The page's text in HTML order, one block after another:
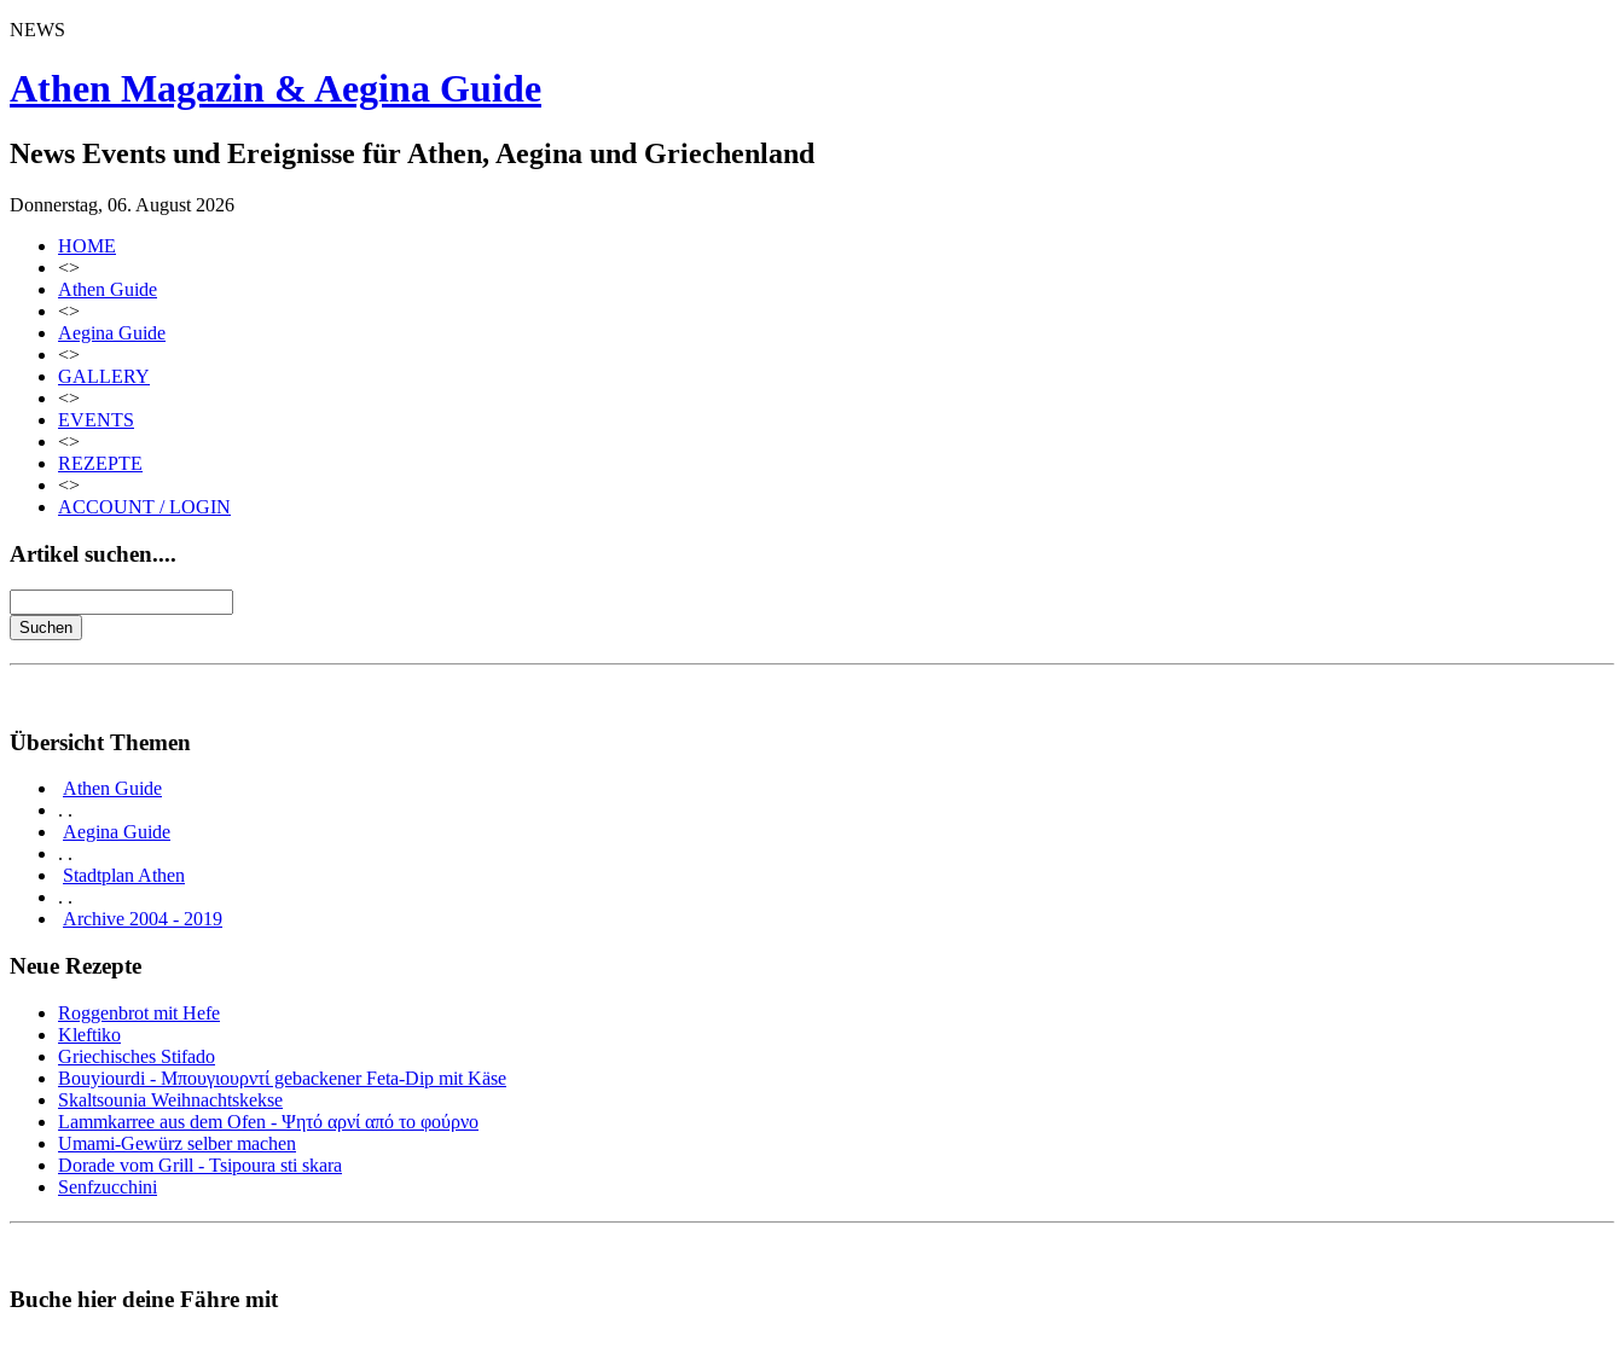
NEWS
Athen Magazin & Aegina Guide
News Events und Ereignisse für Athen, Aegina und Griechenland
Donnerstag, 06. August 2026
HOME
<>
Athen Guide
<>
Aegina Guide
<>
GALLERY
<>
EVENTS
<>
REZEPTE
<>
ACCOUNT / LOGIN
Artikel suchen....
Übersicht Themen
Athen Guide
. .
Aegina Guide
. .
Stadtplan Athen
. .
Archive 2004 - 2019
Neue Rezepte
Roggenbrot mit Hefe
Kleftiko
Griechisches Stifado
Bouyiourdi - Μπουγιουρντί gebackener Feta-Dip mit Käse
Skaltsounia Weihnachtskekse
Lammkarree aus dem Ofen - Ψητό αρνί από το φούρνο
Umami-Gewürz selber machen
Dorade vom Grill - Tsipoura sti skara
Senfzucchini
Buche hier deine Fähre mit